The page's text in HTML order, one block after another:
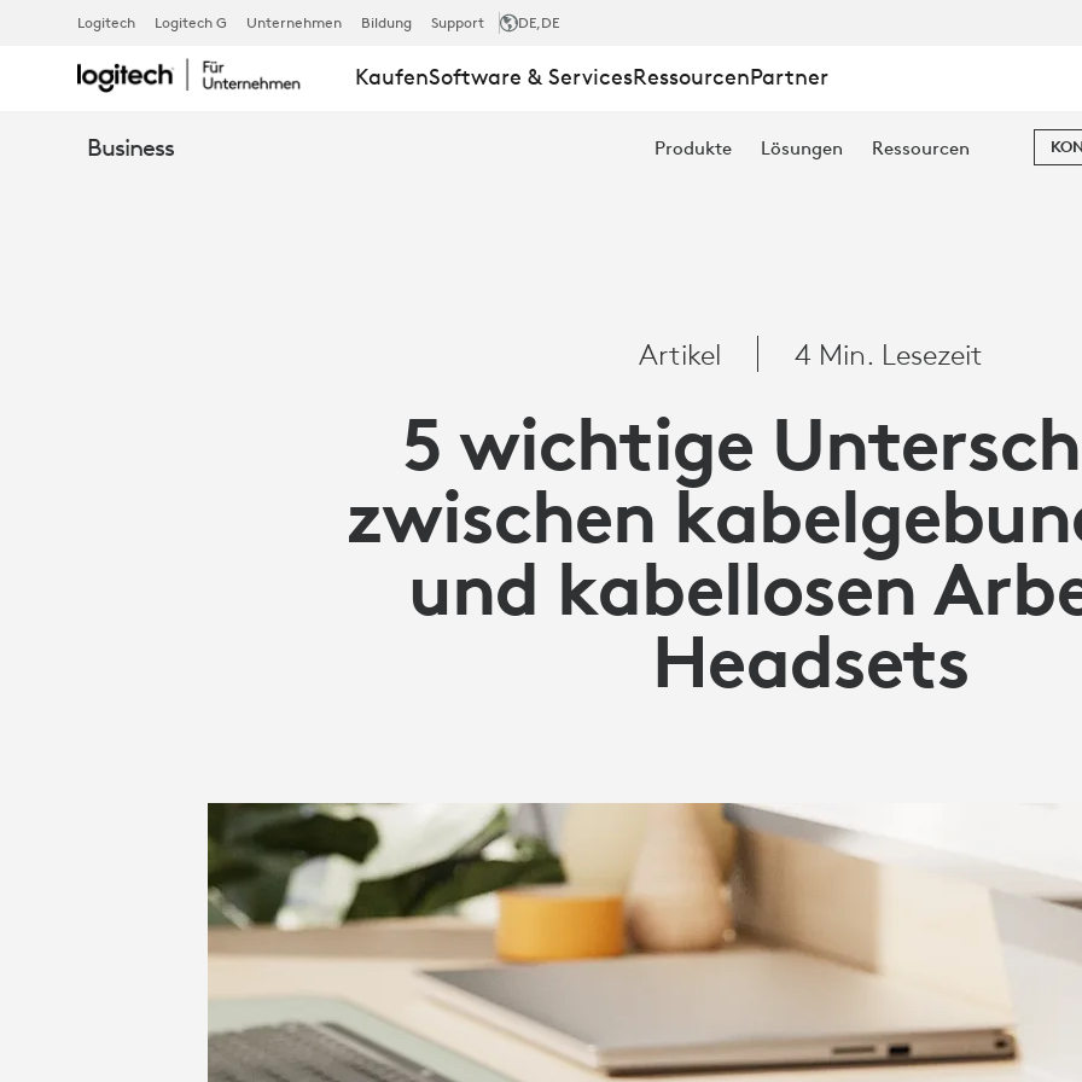
WICHTIGE
KABELGEBUNDENEN
KABELLOSEN
Logitech Logitech G Unternehmen Bildung Support DE,DE
KaufenSoftware & ServicesRessourcenPartner
Business Produkte Lösungen Ressourcen
Artikel 4 Min. Lesezeit
5 wichtige
zwischen
und kabellosen
Headsets